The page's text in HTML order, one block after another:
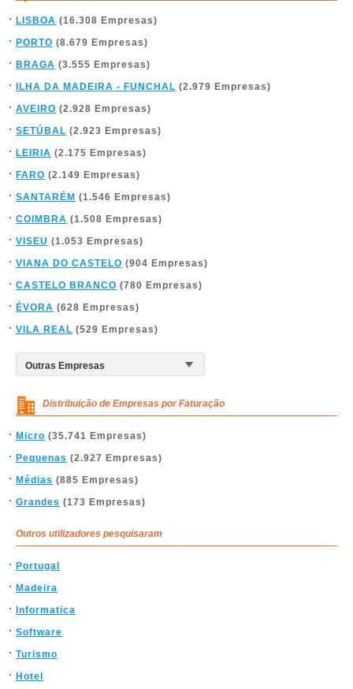
LISBOA (16.308 Empresas)
PORTO (8.679 Empresas)
BRAGA (3.555 Empresas)
ILHA DA MADEIRA - FUNCHAL (2.979 Empresas)
AVEIRO (2.928 Empresas)
SETÚBAL (2.923 Empresas)
LEIRIA (2.175 Empresas)
FARO (2.149 Empresas)
SANTARÉM (1.546 Empresas)
COIMBRA (1.508 Empresas)
VISEU (1.053 Empresas)
VIANA DO CASTELO (904 Empresas)
CASTELO BRANCO (780 Empresas)
ÉVORA (628 Empresas)
VILA REAL (529 Empresas)
Distribuição de Empresas por Faturação
Micro (35.741 Empresas)
Pequenas (2.927 Empresas)
Médias (885 Empresas)
Grandes (173 Empresas)
Outros utilizadores pesquisaram
Portugal
Madeira
Informatica
Software
Turismo
Hotel